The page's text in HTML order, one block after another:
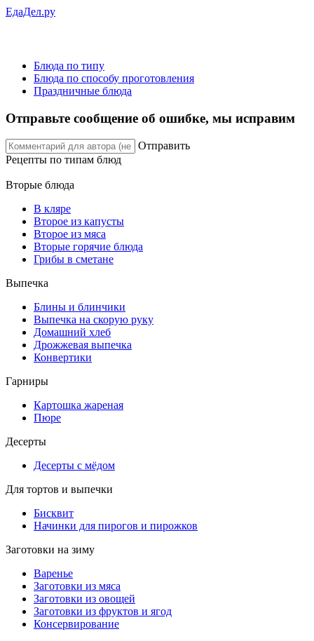
ЕдаДел.ру
Блюда по типу
Блюда по способу проготовления
Праздничные блюда
Отправьте сообщение об ошибке, мы исправим
Отправить
Рецепты по типам блюд
Вторые блюда
В кляре
Второе из капусты
Второе из мяса
Вторые горячие блюда
Грибы в сметане
Выпечка
Блины и блинчики
Выпечка на скорую руку
Домашний хлеб
Дрожжевая выпечка
Конвертики
Гарниры
Картошка жареная
Пюре
Десерты
Десерты с мёдом
Для тортов и выпечки
Бисквит
Начинки для пирогов и пирожков
Заготовки на зиму
Варенье
Заготовки из мяса
Заготовки из овощей
Заготовки из фруктов и ягод
Консервирование